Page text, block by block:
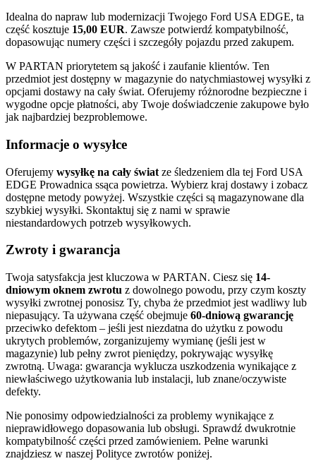
Idealna do napraw lub modernizacji Twojego Ford USA EDGE, ta
część kosztuje 15,00 EUR. Zawsze potwierdź kompatybilność,
dopasowując numery części i szczegóły pojazdu przed zakupem.
W PARTAN priorytetem są jakość i zaufanie klientów. Ten
przedmiot jest dostępny w magazynie do natychmiastowej wysyłki z
opcjami dostawy na cały świat. Oferujemy różnorodne bezpieczne i
wygodne opcje płatności, aby Twoje doświadczenie zakupowe było
jak najbardziej bezproblemowe.
Informacje o wysyłce
Oferujemy wysyłkę na cały świat ze śledzeniem dla tej Ford USA
EDGE Prowadnica ssąca powietrza. Wybierz kraj dostawy i zobacz
dostępne metody powyżej. Wszystkie części są magazynowane dla
szybkiej wysyłki. Skontaktuj się z nami w sprawie
niestandardowych potrzeb wysyłkowych.
Zwroty i gwarancja
Twoja satysfakcja jest kluczowa w PARTAN. Ciesz się 14-
dniowym oknem zwrotu z dowolnego powodu, przy czym koszty
wysyłki zwrotnej ponosisz Ty, chyba że przedmiot jest wadliwy lub
niepasujący. Ta używana część obejmuje 60-dniową gwarancję
przeciwko defektom – jeśli jest niezdatna do użytku z powodu
ukrytych problemów, zorganizujemy wymianę (jeśli jest w
magazynie) lub pełny zwrot pieniędzy, pokrywając wysyłkę
zwrotną. Uwaga: gwarancja wyklucza uszkodzenia wynikające z
niewłaściwego użytkowania lub instalacji, lub znane/oczywiste
defekty.
Nie ponosimy odpowiedzialności za problemy wynikające z
nieprawidłowego dopasowania lub obsługi. Sprawdź dwukrotnie
kompatybilność części przed zamówieniem. Pełne warunki
znajdziesz w naszej Polityce zwrotów poniżej.